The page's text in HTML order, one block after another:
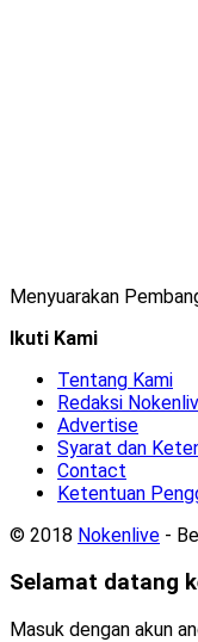
Menyuarakan
Ikuti Kami
Tentang Kami
Redaksi
Advertise
Syarat dan
Contact
Ketentuan
© 2018 Nokenlive -
Selamat datang
Masuk dengan akun